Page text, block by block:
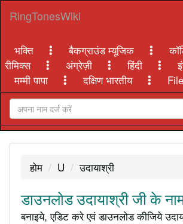
RingTonesWiki
भक्ति बैकग्राउंड म्यूजिक
रीमिक्स
अंग्रेज़ी हिंदी
मम्मी पापा
दक्षिण भारतीय
होम U उदायाश्री
डाउनलोड उदायाश्री जी के
बनाइये, एडिट करे एवं डाउनलोड कीजिये